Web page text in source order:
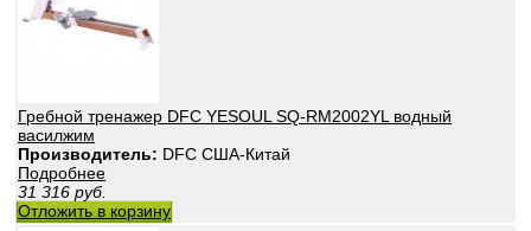
Гребной тренажер DFC YESOUL SQ-RM2002YL водный
василжим
Производитель: DFC США-Китай
Подробнее
31 316 руб.
Отложить в корзину